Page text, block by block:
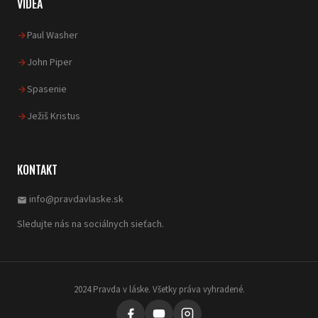
VIDEÁ
Paul Washer
John Piper
Spasenie
Ježiš Kristus
KONTAKT
email info@pravdavlaske.sk
Sledujte nás na sociálnych sieťach.
2024 Pravda v láske. Všetky práva vyhradené.